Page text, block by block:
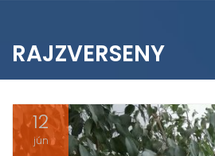
RAJZVERSENY
12
jún